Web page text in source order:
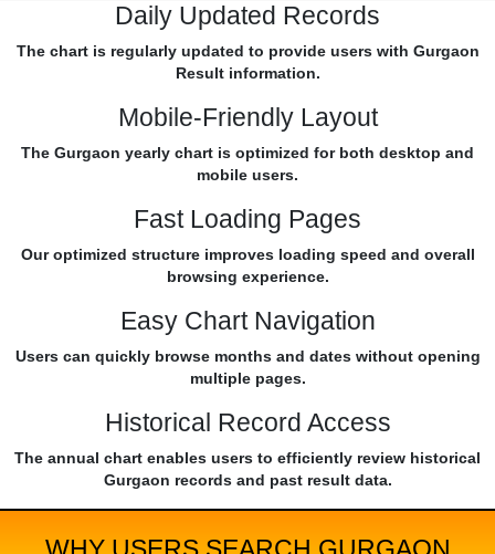
Daily Updated Records
The chart is regularly updated to provide users with Gurgaon
Result information.
Mobile-Friendly Layout
The Gurgaon yearly chart is optimized for both desktop and
mobile users.
Fast Loading Pages
Our optimized structure improves loading speed and overall
browsing experience.
Easy Chart Navigation
Users can quickly browse months and dates without opening
multiple pages.
Historical Record Access
The annual chart enables users to efficiently review historical
Gurgaon records and past result data.